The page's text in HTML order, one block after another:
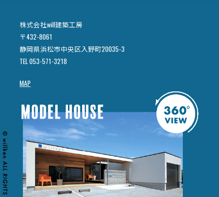
株式会社will建築工房
〒432-8061
静岡県浜松市中央区入野町20035-3
TEL 053-571-3218
MAP